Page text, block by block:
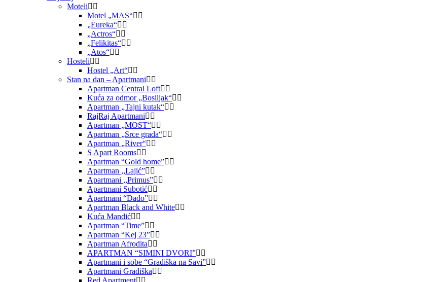
Moteli
Motel „MAS“
„Eureka“
„Actros“
„Felikitas“
„Atos“
Hosteli
Hostel „Art“
Stan na dan – Apartmani
Apartman Central Loft
Kuća za odmor „Bosiljak“
Apartman „Tajni kutak“
RajRaj Apartmani
Apartman „MOST“
Apartman „Srce grada“
Apartman „River“
S Apart Rooms
Apartman “Gold home”
Apartman ,,Lajić”
Apartmani ,,Primus”
Apartmani Subotić
Apartmani “Dado”
Apartman Black and White
Kuća Mandić
Apartman “Time”
Apartman “Kej 23”
Apartman Afrodita
APARTMAN “SIMINI DVORI”
Apartmani i sobe “Gradiška na Savi”
Apartmani Gradiška
Red Apartment